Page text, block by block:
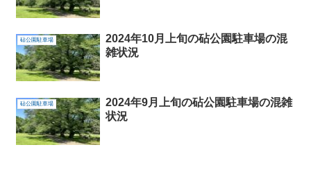
砧公園駐車場
2024年10月上旬の砧公園駐車場の混
雑状況
砧公園駐車場
2024年9月上旬の砧公園駐車場の混雑
状況